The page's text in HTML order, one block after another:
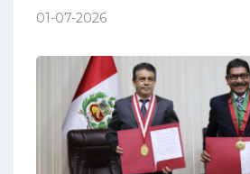
01-07-2026